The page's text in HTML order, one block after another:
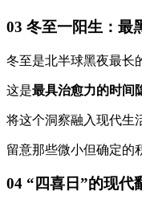
03 冬至一阳生：最
冬至是北半球黑夜最长
这是最具治愈力的时间
将这个洞察融入现代生
留意那些微小但确定的
04 “四喜日”的现代